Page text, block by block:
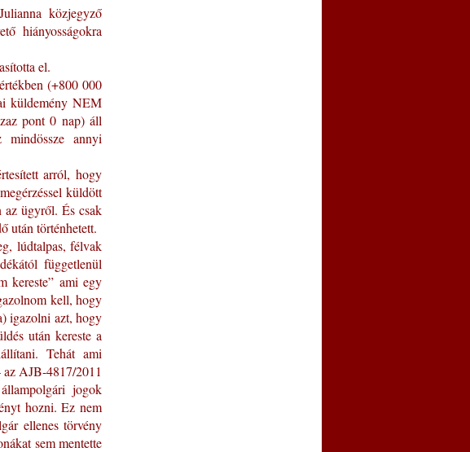
közjegyző
hiányosságokra
el.
(+800 000
küldemény NEM
pont 0 nap) áll
mindössze annyi
arról, hogy
küldött
az ügyről. És csak
után történhetett.
lúdtalpas, félvak
függetlenül
kereste” ami egy
kell, hogy
igazolni azt, hogy
után kereste a
Tehát ami
AJB-4817/2011
jogok
hozni. Ez nem
ellenes törvény
sem mentette